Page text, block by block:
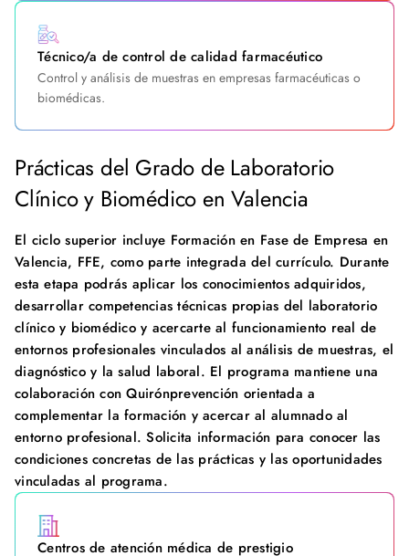
Técnico/a de control de calidad farmacéutico
Control y análisis de muestras en empresas farmacéuticas o
biomédicas.
Prácticas del Grado de Laboratorio
Clínico y Biomédico en Valencia
El ciclo superior incluye Formación en Fase de Empresa en
Valencia, FFE, como parte integrada del currículo. Durante
esta etapa podrás aplicar los conocimientos adquiridos,
desarrollar competencias técnicas propias del laboratorio
clínico y biomédico y acercarte al funcionamiento real de
entornos profesionales vinculados al análisis de muestras, el
diagnóstico y la salud laboral. El programa mantiene una
colaboración con Quirónprevención orientada a
complementar la formación y acercar al alumnado al
entorno profesional. Solicita información para conocer las
condiciones concretas de las prácticas y las oportunidades
vinculadas al programa.
Centros de atención médica de prestigio